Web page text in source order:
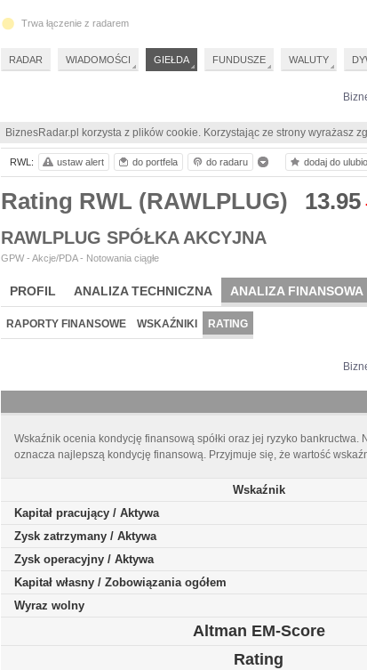
BiznesRadar.pl korzysta z plików cookie. Korzystając ze strony
Rating RWL (RAWLPLUG) 13.95
RAWLPLUG SPÓŁKA AKCYJNA
GPW - Akcje/PDA - Notowania ciągłe
PROFIL ANALIZA TECHNICZNA ANALIZA FINANSOWA
RAPORTY FINANSOWE WSKAŹNIKI RATING
Wskaźnik ocenia kondycję finansową spółki oraz jej ryzyko
oznacza najlepszą kondycję finansową. Przyjmuje się, że wartość
Wskaźnik
Kapitał pracujący / Aktywa
Zysk zatrzymany / Aktywa
Zysk operacyjny / Aktywa
Kapitał własny / Zobowiązania ogółem
Wyraz wolny
Altman EM-Score
Rating
RWL: ustaw alert do portfela do radaru dodaj do
Trwa łączenie z radarem
RADAR WIADOMOŚCI GIEŁDA FUNDUSZE WALUTY